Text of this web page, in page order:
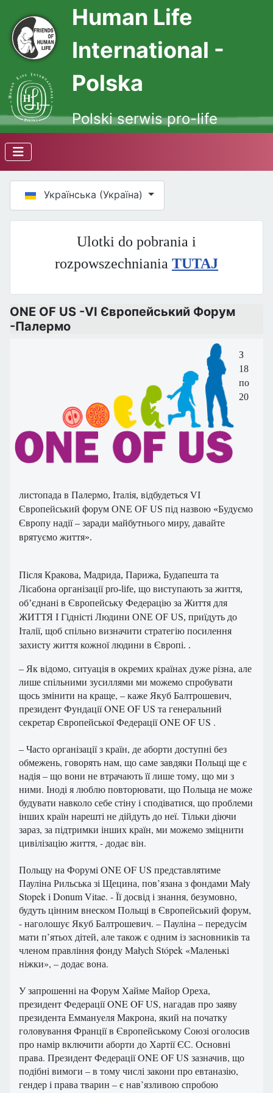
Human Life
International -
Polska
Polski serwis pro-life
Оберіть свою мову
Українська (Україна)
Ulotki do pobrania i
rozpowszechniania TUTAJ
ONE OF US -VI Європейський Форум
-Палермо
З
18
по
20
листопада в Палермо, Італія, відбудеться VI
Європейський форум ONE OF US під назвою «Будуємо
Європу надії – заради майбутнього миру, давайте
врятуємо життя».
Після Кракова, Мадрида, Парижа, Будапешта та
Лісабона організації pro-life, що виступають за життя,
об’єднані в Європейську Федерацію за Життя для
ЖИТТЯ І Гідністі Людини ONE OF US, приїдуть до
Італії, щоб спільно визначити стратегію посилення
захисту життя кожної людини в Європі. .
– Як відомо, ситуація в окремих країнах дуже різна, але
лише спільними зусиллями ми можемо спробувати
щось змінити на краще, – каже Якуб Балтрошевич,
президент Фундації ONE OF US та генеральний
секретар Європейської Федерації ONE OF US .
– Часто організації з країн, де аборти доступні без
обмежень, говорять нам, що саме завдяки Польщі ще є
надія – що вони не втрачають її лише тому, що ми з
ними. Іноді я люблю повторювати, що Польща не може
будувати навколо себе стіну і сподіватися, що проблеми
інших країн нарешті не дійдуть до неї. Тільки діючи
зараз, за ​​підтримки інших країн, ми можемо зміцнити
цивілізацію життя, - додає він.
Польщу на Форумі ONE OF US представлятиме
Пауліна Рильська зі Щецина, пов’язана з фондами Mały
Stopek і Donum Vitae. - Її досвід і знання, безумовно,
будуть цінним внеском Польщі в Європейський форум,
- наголошує Якуб Балтрошевич. – Пауліна – передусім
мати п’ятьох дітей, але також є одним із засновників та
членом правління фонду Małych Stópek «Маленькі
ніжки», – додає вона.
У запрошенні на Форум Хайме Майор Ореха,
президент Федерації ONE OF US, нагадав про заяву
президента Еммануеля Макрона, який на початку
головування Франції в Європейському Союзі оголосив
про намір включити аборти до Хартії ЄС. Основні
права. Президент Федерації ONE OF US зазначив, що
подібні вимоги – в тому числі закони про евтаназію,
гендер і права тварин – є нав’язливою спробою